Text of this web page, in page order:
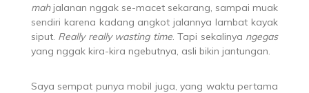
mahjalanan nggak se-macet sekarang, sampai muak
sendiri karena kadang angkot jalannya lambat kayak
siput. Really really wasting time. Tapi sekalinya ngegas
yang nggak kira-kira ngebutnya, asli bikin jantungan.
Saya sempat punya mobil juga, yang waktu pertama